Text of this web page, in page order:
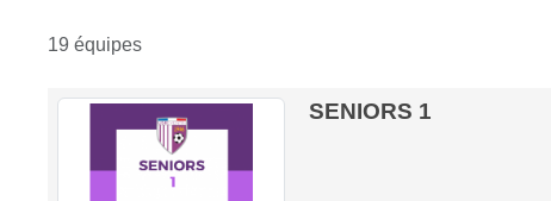
19 équipes
SENIORS 1